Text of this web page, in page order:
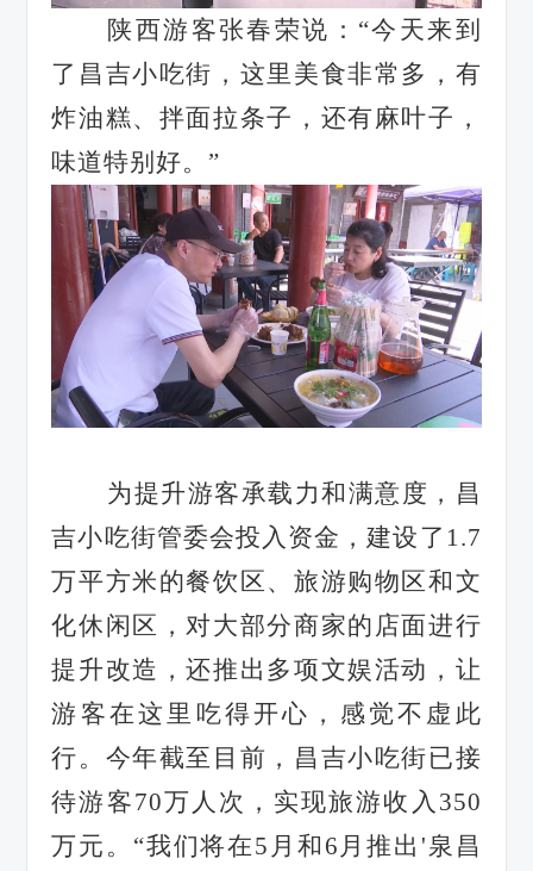
陕西游客张春荣说： “今天来到
了昌吉小吃街，这里美食非常多，有
炸油糕、拌面拉条子，还有麻叶子，
味道特别好。”
为提升游客承载力和满意度，昌
吉小吃街管委会投入资金，建设了 1.7
万平方米的餐饮区、旅游购物区和文
化休闲区，对大部分商家的店面进行
提升改造，还推出多项文娱活动，让
游客在这里吃得开心，感觉不虚此
行。今年截至目前，昌吉小吃街已接
待游客70万人次，实现旅游收入350
万元。“我们将在5月和6月推出'泉昌